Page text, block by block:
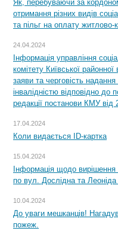
Як, перебуваючи за
отримання різних видів
та пільг на оплату
24.04.2024
Інформація управління
комітету Київської
заяви та черговість надання
інвалідністю відповідно
редакції постанови КМУ
17.04.2024
Коли видається ID-картка
15.04.2024
Інформація щодо
по вул. Дослідна та Леоніда
10.04.2024
До уваги мешканців!
пожеж.